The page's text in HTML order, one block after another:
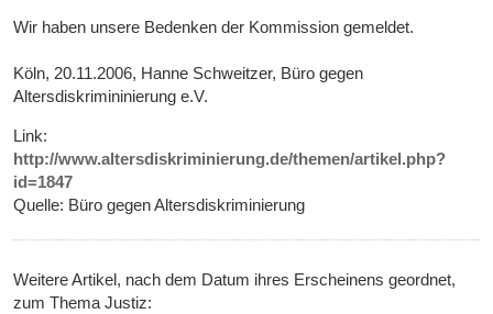
Wir haben unsere Bedenken der Kommission gemeldet.
Köln, 20.11.2006, Hanne Schweitzer, Büro gegen
Altersdiskrimininierung e.V.
Link:
http://www.altersdiskriminierung.de/themen/artikel.php?
id=1847
Quelle: Büro gegen Altersdiskriminierung
Weitere Artikel, nach dem Datum ihres Erscheinens geordnet,
zum Thema Justiz: